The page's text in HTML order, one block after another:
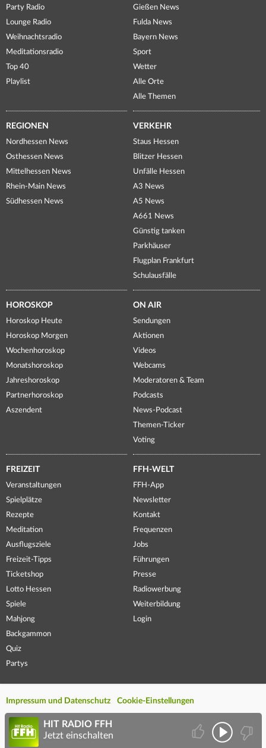
Party Radio
Lounge Radio
Weihnachtsradio
Meditationsradio
Top 40
Playlist
Gießen News
Fulda News
Bayern News
Sport
Wetter
Alle Orte
Alle Themen
REGIONEN
Nordhessen News
Osthessen News
Mittelhessen News
Rhein-Main News
Südhessen News
VERKEHR
Staus Hessen
Blitzer Hessen
Unfälle Hessen
A3 News
A5 News
A661 News
Günstig tanken
Parkhäuser
Flugplan Frankfurt
Schulausfälle
HOROSKOP
Horoskop Heute
Horoskop Morgen
Wochenhoroskop
Monatshoroskop
Jahreshoroskop
Partnerhoroskop
Aszendent
ON AIR
Sendungen
Aktionen
Videos
Webcams
Moderatoren & Team
Podcasts
News-Podcast
Themen-Ticker
Voting
FREIZEIT
Veranstaltungen
Spielplätze
Rezepte
Meditation
Ausflugsziele
Freizeit-Tipps
Ticketshop
Lotto Hessen
Spiele
Mahjong
Backgammon
Quiz
Partys
FFH-WELT
FFH-App
Newsletter
Kontakt
Frequenzen
Jobs
Führungen
Presse
Radiowerbung
Weiterbildung
Login
Impressum und Datenschutz Cookie-Einstellungen
HIT RADIO FFH
Jetzt einschalten